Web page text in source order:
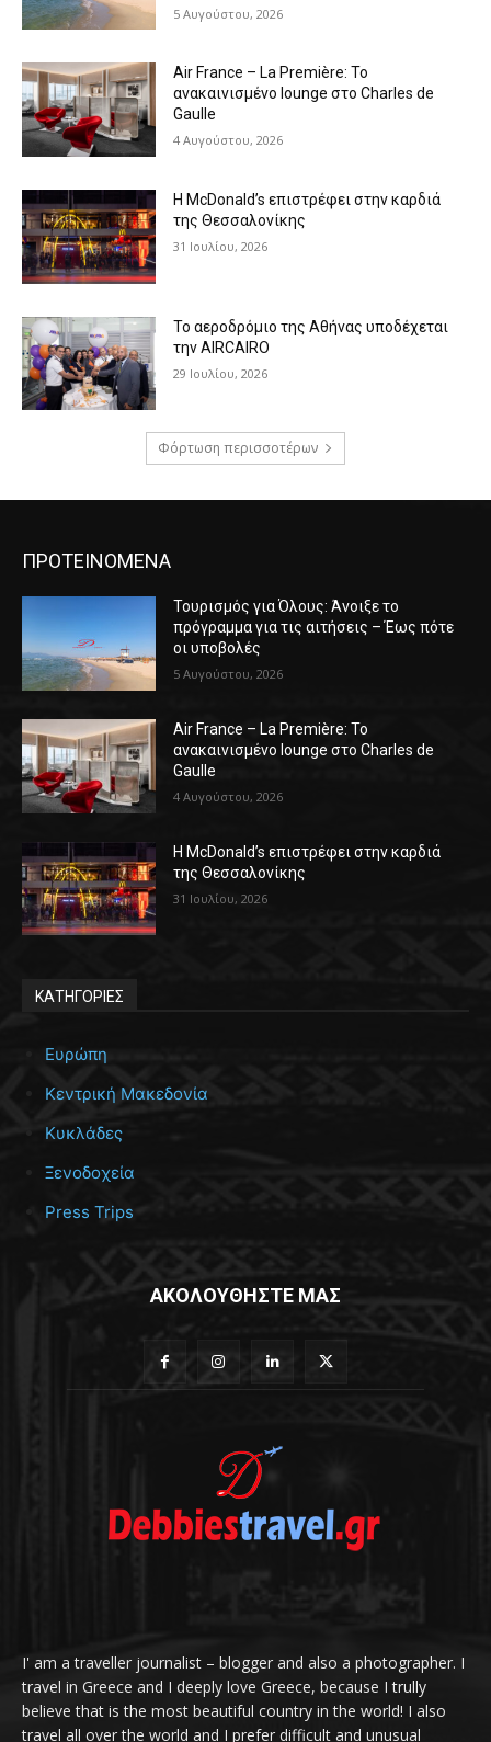
5 Αυγούστου, 2026
Air France – La Première: Το
ανακαινισμένο lounge στο Charles de
Gaulle
4 Αυγούστου, 2026
Η McDonald’s επιστρέφει στην καρδιά
της Θεσσαλονίκης
31 Ιουλίου, 2026
Το αεροδρόμιο της Αθήνας υποδέχεται
την AIRCAIRO
29 Ιουλίου, 2026
Φόρτωση περισσοτέρων
ΠΡΟΤΕΙΝΟΜΕΝΑ
Τουρισμός για Όλους: Άνοιξε το
πρόγραμμα για τις αιτήσεις – Έως πότε
οι υποβολές
5 Αυγούστου, 2026
Air France – La Première: Το
ανακαινισμένο lounge στο Charles de
Gaulle
4 Αυγούστου, 2026
Η McDonald’s επιστρέφει στην καρδιά
της Θεσσαλονίκης
31 Ιουλίου, 2026
ΚΑΤΗΓΟΡΙΕΣ
Ευρώπη
Κεντρική Μακεδονία
Κυκλάδες
Ξενοδοχεία
Press Trips
ΑΚΟΛΟΥΘΗΣΤΕ ΜΑΣ
I' am a traveller journalist – blogger and also a photographer. I
travel in Greece and I deeply love Greece, because I trully
believe that is the most beautiful country in the world! I also
travel all over the world and I prefer difficult and unusual